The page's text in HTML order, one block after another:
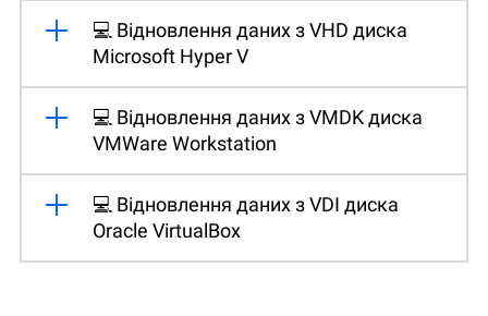
💻 Відновлення даних з VHD диска
Microsoft Hyper V
💻 Відновлення даних з VMDK диска
VMWare Workstation
💻 Відновлення даних з VDI диска
Oracle VirtualBox